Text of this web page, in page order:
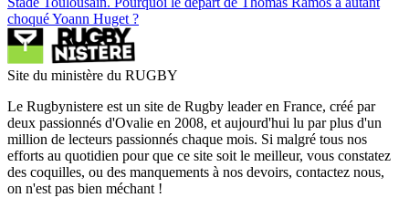
choqué Yoann Huget ?
Site du ministère du RUGBY
Le Rugbynistere est un site de Rugby leader en France, créé par
deux passionnés d'Ovalie en 2008, et aujourd'hui lu par plus d'un
million de lecteurs passionnés chaque mois. Si malgré tous nos
efforts au quotidien pour que ce site soit le meilleur, vous constatez
des coquilles, ou des manquements à nos devoirs, contactez nous,
on n'est pas bien méchant !